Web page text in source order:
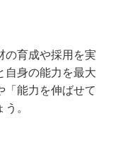
の育成や採用を実
自身の能力を最大
「能力を伸ばせて
。